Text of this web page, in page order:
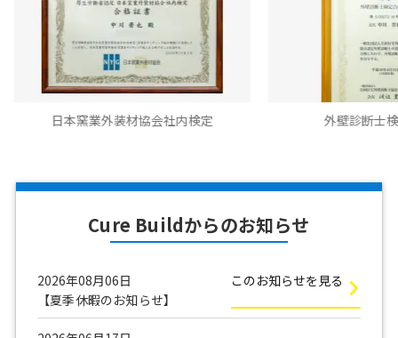
本窯業外装材協会社内検定 外壁診断士検定合格書
Cure Buildからのお知らせ
2026年08月06日
【夏季休暇のお知らせ】
このお知らせを見る